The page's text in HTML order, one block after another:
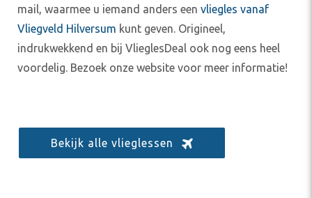
mail, waarmee u iemand anders een vliegles vanaf
Vliegveld Hilversum kunt geven. Origineel,
indrukwekkend en bij VlieglesDeal ook nog eens heel
voordelig. Bezoek onze website voor meer informatie!
Bekijk alle vlieglessen